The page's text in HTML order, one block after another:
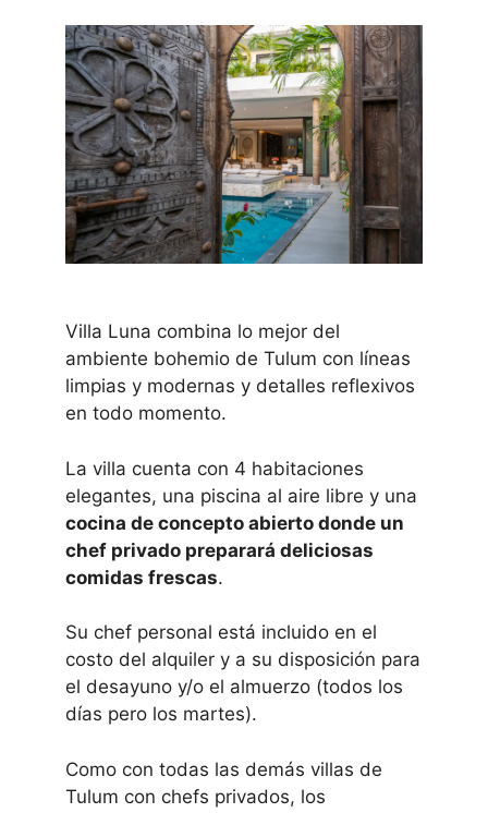
Villa Luna combina lo mejor del
ambiente bohemio de Tulum con líneas
limpias y modernas y detalles reflexivos
en todo momento.
La villa cuenta con 4 habitaciones
elegantes, una piscina al aire libre y una
cocina de concepto abierto donde un
chef privado preparará deliciosas
comidas frescas.
Su chef personal está incluido en el
costo del alquiler y a su disposición para
el desayuno y/o el almuerzo (todos los
días pero los martes).
Como con todas las demás villas de
Tulum con chefs privados, los